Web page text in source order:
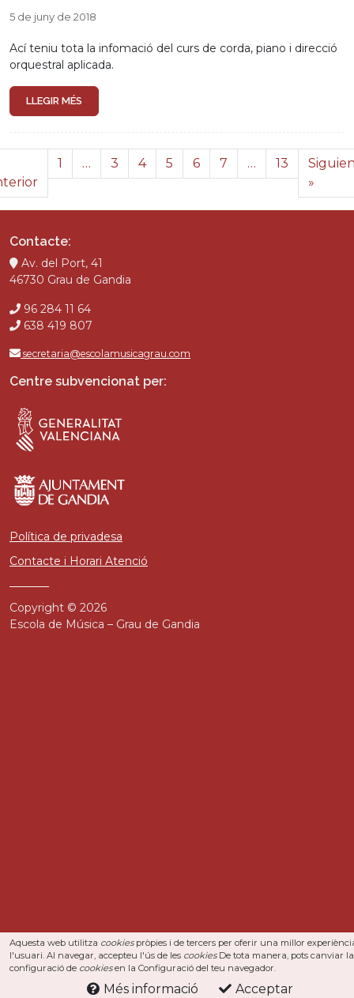
Aquesta web utilitza cookiespròpies i de tercers per oferir una millor
l'usuari. Al navegar, accepteu l'ús de les cookiesDe tota manera, pots canviar la
configuració de cookiesen la Configuració del teu navegador.
Més informació Acceptar
5 de juny de 2018
Ací teniu tota la infomació del curs de corda, piano i direcció
orquestral aplicada.
LLEGIR MÉS
1 … 3 4 5 6 7 … 13
»
Contacte:
Av. del Port, 41
46730 Grau de Gandia
96 284 11 64
638 419 807
secretaria@escolamusicagrau.com
Centre subvencionat per:
Política de privadesa
Contacte i Horari Atenció
Copyright © 2026
Escola de Música – Grau de Gandia